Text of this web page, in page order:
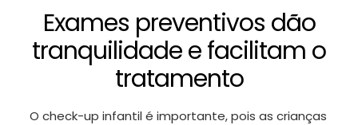
Exames preventivos dão
tranquilidade e facilitam o
tratamento
O check-up infantil é importante, pois as crianças